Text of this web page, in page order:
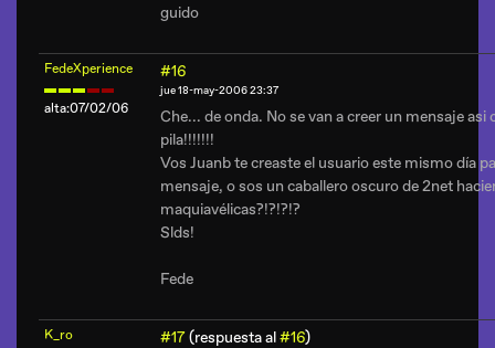
guido
FedeXperience
alta:07/02/06
#16
jue 18-may-2006 23:37
Che... de onda. No se van a creer un mensaje asi
pila!!!!!!!
Vos Juanb te creaste el usuario este mismo día
mensaje, o sos un caballero oscuro de 2net
maquiavélicas?!?!?!?
Slds!
Fede
K_ro #17(respuesta al#16)